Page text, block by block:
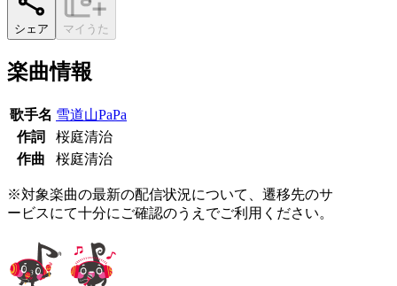
シェア マイうた
楽曲情報
歌手名 雪道山PaPa
作詞
桜庭清治
作曲
桜庭清治
※対象楽曲の最新の配信状況について、遷移先のサ
ービスにて十分にご確認のうえでご利用ください。